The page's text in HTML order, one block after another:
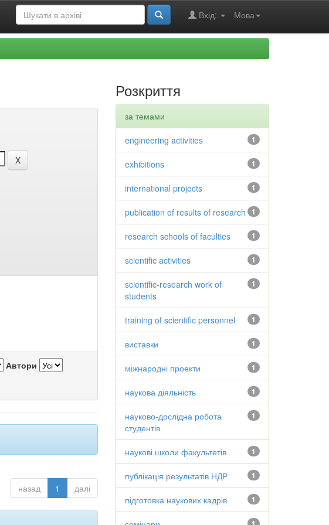
Мова
Вхід:
Автори
назад 1 далі
Розкриття
за темами
1
engineering activities
1
exhibitions
1
international projects
1
publication of results of research
1
research schools of faculties
1
scientific activities
1
scientific-research work of
students
1
training of scientific personnel
1
виставки
1
міжнародні проекти
1
наукова діяльність
1
науково-дослідна робота
студентів
1
наукові школи факультетів
1
публікація результатів НДР
1
підготовка наукових кадрів